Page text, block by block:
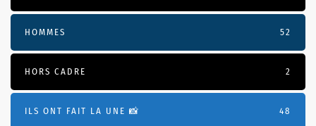
HOMMES 52
HORS CADRE 2
ILS ONT FAIT LA UNE 📸 48